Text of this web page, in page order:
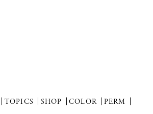
TOPICS SHOP COLOR
PERM